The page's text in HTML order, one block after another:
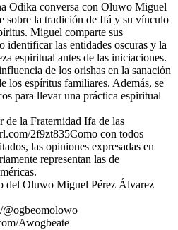
Odika conversa con Oluwo Miguel
sobre la tradición de Ifá y su vínculo
Miguel comparte sus
identificar las entidades oscuras y la
espiritual antes de las iniciaciones.
de los orishas en la sanación
los espíritus familiares. Además, se
para llevar una práctica espiritual
de la Fraternidad Ifa de las
2f9zt835Como con todos
las opiniones expresadas en
representan las de
del Oluwo Miguel Pérez Álvarez
Awogbeate